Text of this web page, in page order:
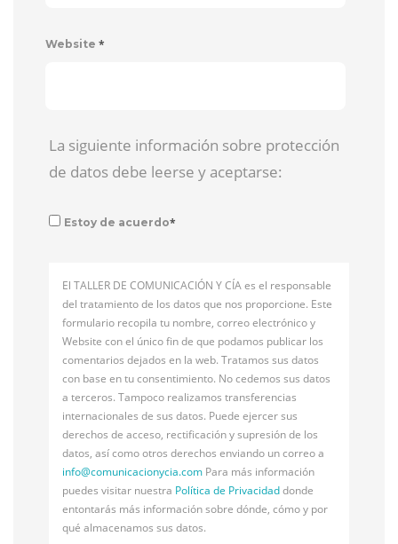
Website *
La siguiente información sobre protección
de datos debe leerse y aceptarse:
Estoy de acuerdo*
El TALLER DE COMUNICACIÓN Y CÍA es el responsable
del tratamiento de los datos que nos proporcione. Este
formulario recopila tu nombre, correo electrónico y
Website con el único fin de que podamos publicar los
comentarios dejados en la web. Tratamos sus datos
con base en tu consentimiento. No cedemos sus datos
a terceros. Tampoco realizamos transferencias
internacionales de sus datos. Puede ejercer sus
derechos de acceso, rectificación y supresión de los
datos, así como otros derechos enviando un correo a
info@comunicacionycia.com Para más información
puedes visitar nuestra Política de Privacidaddonde
entontarás más información sobre dónde, cómo y por
qué almacenamos sus datos.